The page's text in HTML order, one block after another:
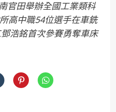
官田舉辦全國工業類科
高中職54位選手在車銑
浩銘首次參賽勇奪車床